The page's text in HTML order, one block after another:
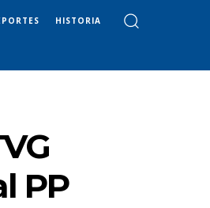
HISTORIA
PP